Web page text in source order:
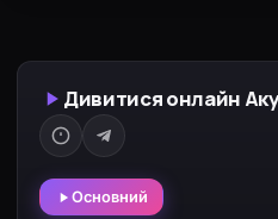
Дивитися онлайн
Основний